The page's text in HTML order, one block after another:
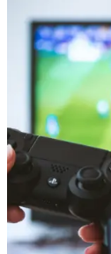
ゲームク
ゲームク